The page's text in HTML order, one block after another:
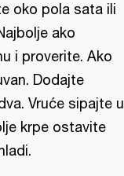
oko pola sata ili
ako
i proverite. Ako
Dodajte
Vruće sipajte u
krpe ostavite